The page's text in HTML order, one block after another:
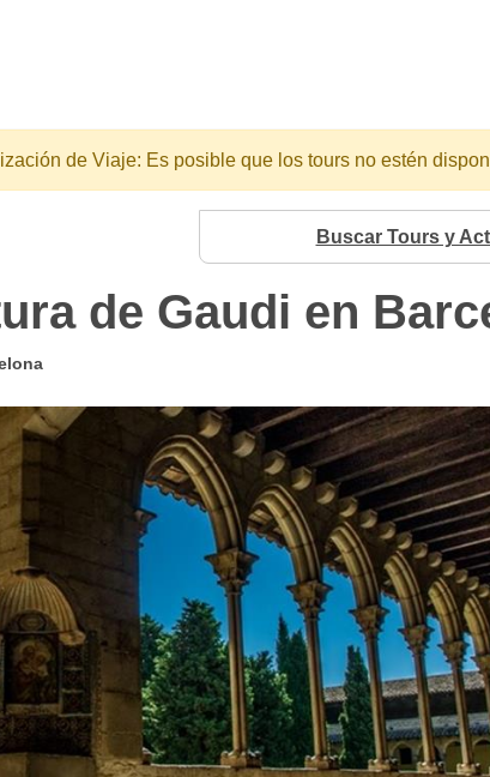
de Viaje: Es posible que los tours no estén
Buscar Tours y
de Gaudi en